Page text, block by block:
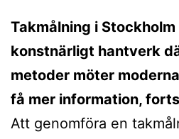
Takmålning i
konstnärligt hantverk
metoder möter
få mer information,
Att genomföra en